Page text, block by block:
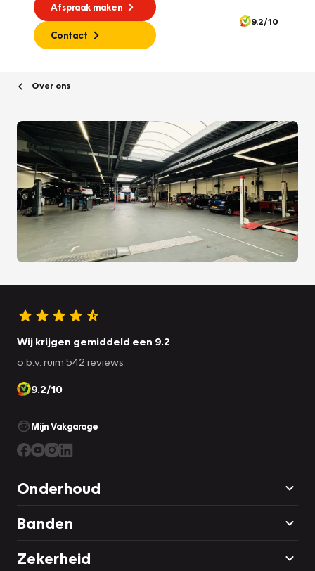
Afspraak maken
Contact
9.2/10
Over ons
Wij krijgen gemiddeld een 9.2
o.b.v. ruim 542 reviews
9.2/10
Mijn Vakgarage
Onderhoud
Banden
Zekerheid